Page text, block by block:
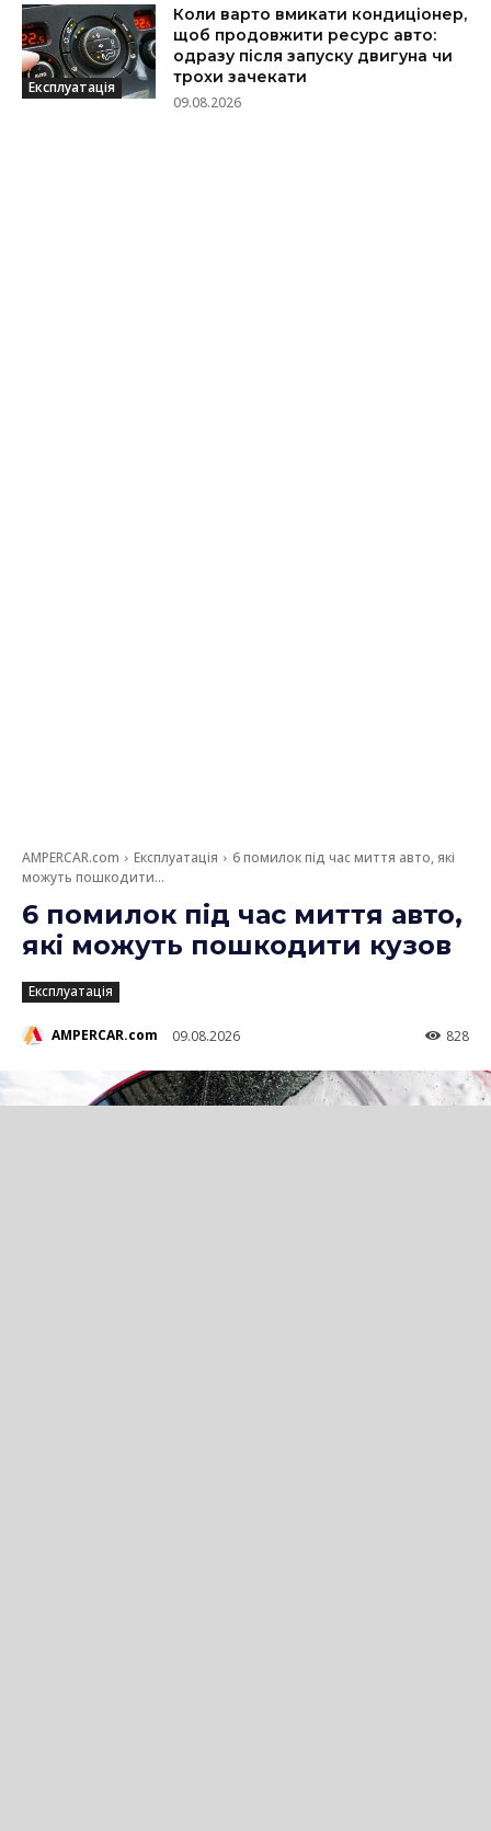
Експлуатація
Коли варто вмикати кондиціонер,
щоб продовжити ресурс авто:
одразу після запуску двигуна чи
трохи зачекати
09.08.2026